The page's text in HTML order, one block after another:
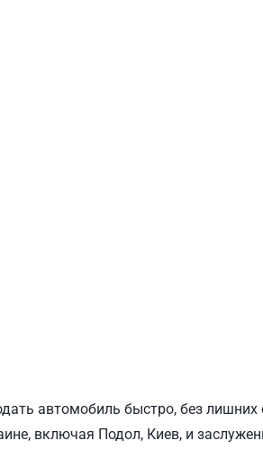
автомобиль быстро, без
включая Подол, Киев, и